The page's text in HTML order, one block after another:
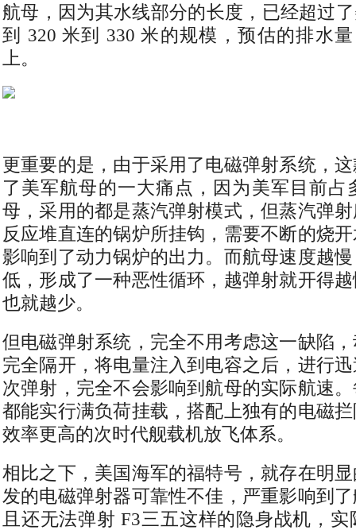
航母，因为其水线部分的长度，已经超过
到 320 米到 330 米的规模，预估的排水
上。
更重要的是，由于采用了电磁弹射系统，
了美军航母的一大痛点，因为美军目前占
母，采用的都是蒸汽弹射模式，但蒸汽弹
反应堆直连的锅炉所挂钩，需要不断的烧
影响到了动力锅炉的出力。而航母速度越
低，形成了一种恶性循环，越弹射就开得
也就越少。
但电磁弹射系统，完全不用考虑这一缺陷
完全隔开，将电量注入到电容之后，进行
次弹射，完全不会影响到航母的实际航速
都能实行满负荷挂载，搭配上独有的电磁
效率更高的次时代舰载机放飞体系。
相比之下，美国海军的福特号，就存在明
发的电磁弹射器可靠性不佳，严重影响到
且还无法弹射 F3三五这样的隐身战机，